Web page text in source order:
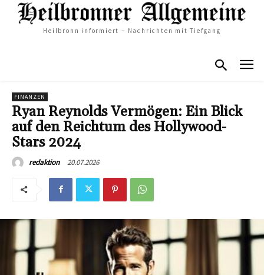
Heilbronn informiert – Nachrichten mit Tiefgang
FINANZEN
Ryan Reynolds Vermögen: Ein Blick
auf den Reichtum des Hollywood-
Stars 2024
redaktion 20.07.2026